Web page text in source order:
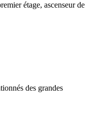
étage, ascenseur de
des grandes